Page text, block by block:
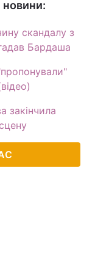
новини:
скандалу з
Бардаша
закінчила